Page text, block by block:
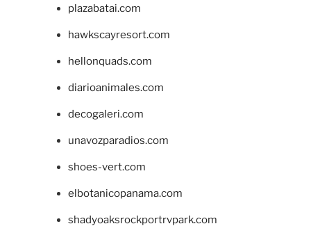
plazabatai.com
hawkscayresort.com
hellonquads.com
diarioanimales.com
decogaleri.com
unavozparadios.com
shoes-vert.com
elbotanicopanama.com
shadyoaksrockportrvpark.com